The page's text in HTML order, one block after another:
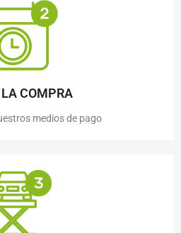
COMPRA
medios de pago